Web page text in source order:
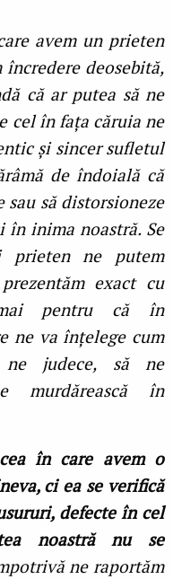
avem un prieten
deosebită,
că ar putea să ne
cel în fața căruia ne
și sincer sufletul
de îndoială că
sau să distorsioneze
în inima noastră. Se
ne putem
exact cu
pentru că în
ne va înțelege cum
judece, să ne
murdărească în
în care avem o
ci ea se verifică
defecte în cel
noastră nu se
ne raportăm